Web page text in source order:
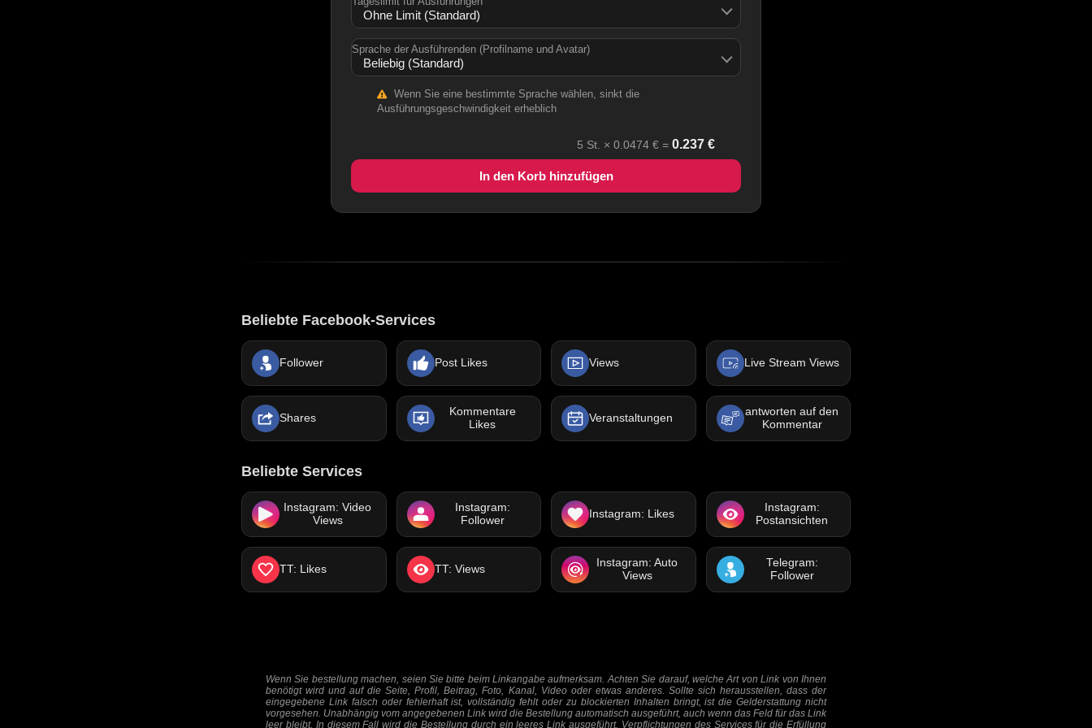
Sprache der Ausführenden (Profilname und Avatar)
Wenn Sie eine bestimmte Sprache wählen, sinkt die
Ausführungsgeschwindigkeit erheblich
5 St. × 0.0474 € = 0.237 €
In den Korb hinzufügen
Beliebte Facebook-Services
Follower Post Likes Views Live Stream Views
Shares
Kommentare
Likes
Veranstaltungen
antworten auf den
Kommentar
Beliebte Services
Instagram: Video
Views
Instagram:
Follower
Instagram: Likes
Instagram:
Postansichten
TT: Likes TT: Views
Instagram: Auto
Views
Telegram:
Follower
Wenn Sie bestellung machen, seien Sie bitte beim Linkangabe aufmerksam. Achten Sie darauf, welche Art von Link von Ihnen
benötigt wird und auf die Seite, Profil, Beitrag, Foto, Kanal, Video oder etwas anderes. Sollte sich herausstellen, dass der
eingegebene Link falsch oder fehlerhaft ist, vollständig fehlt oder zu blockierten Inhalten bringt, ist die Gelderstattung nicht
vorgesehen. Unabhängig vom angegebenen Link wird die Bestellung automatisch ausgeführt, auch wenn das Feld für das Link
leer bleibt. In diesem Fall wird die Bestellung durch ein leeres Link ausgeführt. Verpflichtungen des Services für die Erfüllung